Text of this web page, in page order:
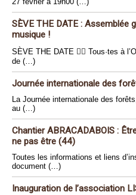
SÈVE THE DATE : Assemblée
musique !
SÈVE THE DATE 🏴‍☠️ Tous·tes à
de (…)
Journée internationale des
La Journée internationale des
au (…)
Chantier ABRACADABOIS :
ne pas être (44)
Toutes les informations et liens
document (…)
Inauguration de l’association